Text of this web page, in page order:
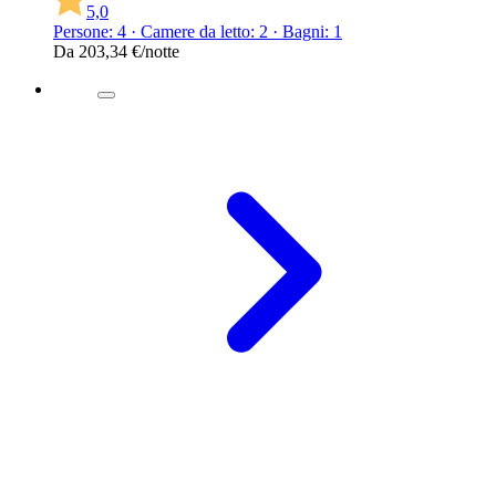
5,0
Persone: 4 · Camere da letto: 2 · Bagni: 1
Da 203,34 €/notte